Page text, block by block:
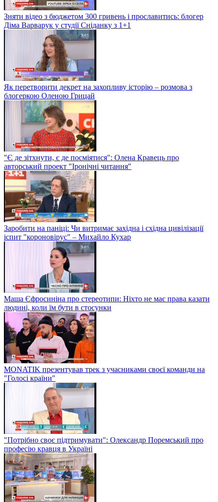
Зняти відео з бюджетом 300 гривень і прославитись: блогер
Діма Варварук у студії Сніданку з 1+1
Як перетворити декрет на захопливу історію – розмова з
блогеркою Оленою Грицай
"Є де зітхнути, є де посміятися": Олена Кравець про
авторський проект "Іронічні читання"
Заробити на паніці: Чи витримає західна і східна цивілізації
іспит "короновірус" – Михайло Кухар
Маша Єфросиніна про стереотипи: Ніхто не має права казати
людині, коли їм бути в стосунки
MONATIK презентував трек з учасниками своєї команди на
"Голосі країни"
"Потрібно своє підтримувати": Олександр Поремський про
професію кравця в Україні